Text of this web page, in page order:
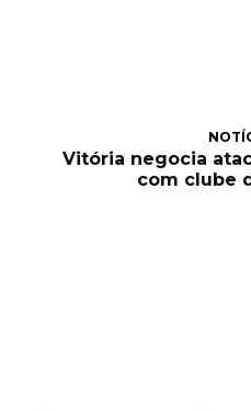
Vitória negocia
com clube